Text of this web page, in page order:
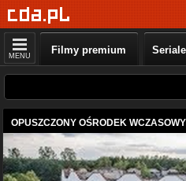
MENU Filmy premium
OPUSZCZONY OŚRODEK WCZASOWY